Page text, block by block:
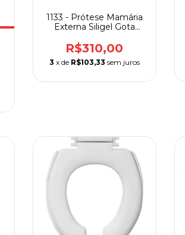
1133 - Prótese Mamária
Externa Siligel Gota
R$310,00
3 x de R$103,33 sem juros